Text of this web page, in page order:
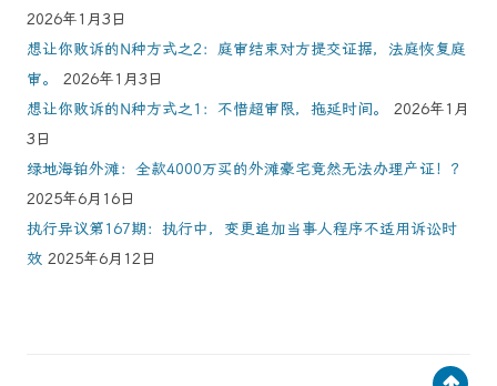
2026年1月3日
想让你败诉的N种方式之2：庭审结束对方提交证据，法庭恢复庭
审。
2026年1月3日
想让你败诉的N种方式之1：不惜超审限，拖延时间。
2026年1月
3日
绿地海铂外滩：全款4000万买的外滩豪宅竟然无法办理产证！？
2025年6月16日
执行异议第167期：执行中，变更追加当事人程序不适用诉讼时
效 2025年6月12日